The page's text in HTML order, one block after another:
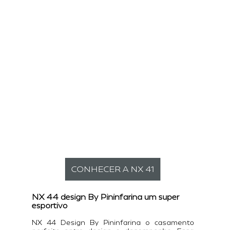
CONHECER A NX 41
NX 44 design By Pininfarina um super
esportivo
NX 44 Design By Pininfarina o casamento